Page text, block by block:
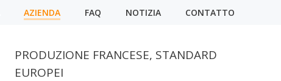
AZIENDA FAQ NOTIZIA CONTATTO
PRODUZIONE FRANCESE, STANDARD
EUROPEI